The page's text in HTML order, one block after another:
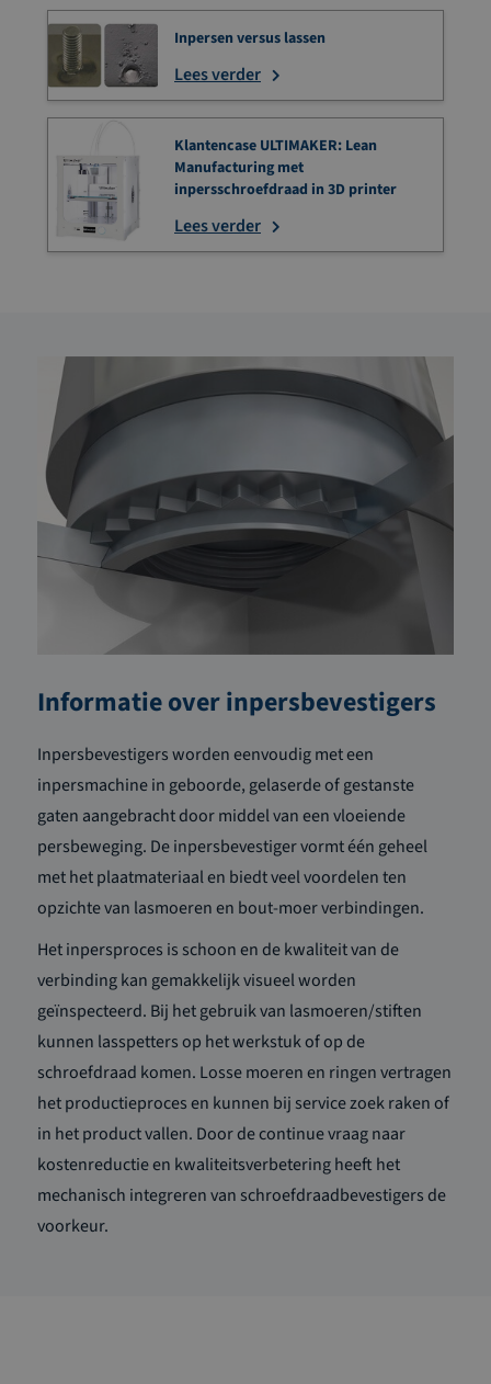
Inpersen versus lassen
Lees verder
Klantencase ULTIMAKER: Lean
Manufacturing met
inpersschroefdraad in 3D printer
Lees verder
Informatie over inpersbevestigers
Inpersbevestigers worden eenvoudig met een
inpersmachine in geboorde, gelaserde of gestanste
gaten aangebracht door middel van een vloeiende
persbeweging. De inpersbevestiger vormt één geheel
met het plaatmateriaal en biedt veel voordelen ten
opzichte van lasmoeren en bout-moer verbindingen.
Het inpersproces is schoon en de kwaliteit van de
verbinding kan gemakkelijk visueel worden
geïnspecteerd. Bij het gebruik van lasmoeren/stiften
kunnen lasspetters op het werkstuk of op de
schroefdraad komen. Losse moeren en ringen vertragen
het productieproces en kunnen bij service zoek raken of
in het product vallen. Door de continue vraag naar
kostenreductie en kwaliteitsverbetering heeft het
mechanisch integreren van schroefdraadbevestigers de
voorkeur.